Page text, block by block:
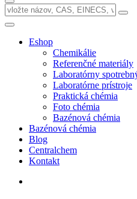
Eshop
Chemikálie
Referenčné materiály
Laboratórny
Laboratórne prístroje
Praktická chémia
Foto chémia
Bazénová chémia
Bazénová chémia
Blog
Centralchem
Kontakt